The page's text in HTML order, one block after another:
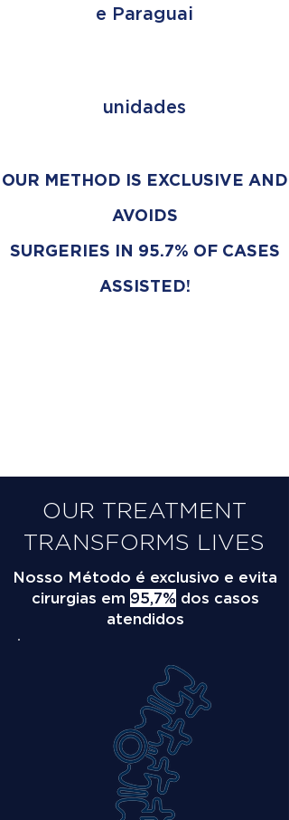
e Paraguai
unidades
OUR METHOD IS EXCLUSIVE AND
AVOIDS
SURGERIES IN 95.7% OF CASES
ASSISTED!
OUR TREATMENT
TRANSFORMS LIVES
Nosso Método é exclusivo e evita
cirurgias em 95,7% dos casos
atendidos